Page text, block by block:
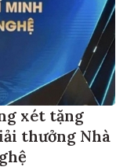
xét tặng
thưởng Nhà